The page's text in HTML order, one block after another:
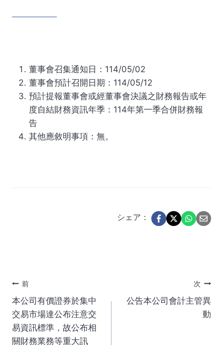
董事會召集通知日：114/05/02
董事會預計召開日期：114/05/12
預計提報董事會或經董事會決議之財務報告或年
度自結財務資訊年季：114年第一季合併財務報
告
其他應敘明事項：無。
シェア：
投
稿
ナ
前
本公司有價證券於集中
交易市場達公布注意交
易資訊標準，故公布相
關財務業務等重大訊
次
公告本公司會計主管異
動